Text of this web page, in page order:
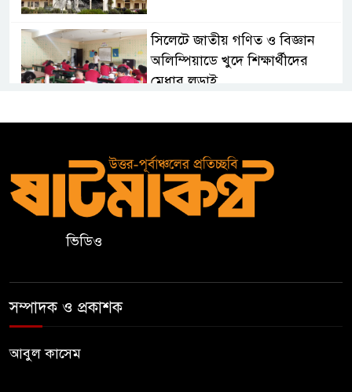
সিলেটে জাতীয় গণিত ও বিজ্ঞান
অলিম্পিয়াডে খুদে শিক্ষার্থীদের
মেধার লড়াই
নালন্দা: যেখানে জ্ঞানচর্চায় ছুটে
ঝালকাঠির ভাসমান পেয়ারা হাটে
মার্কিন রাষ্ট্রদূত
ভিডিও
সম্পাদক ও প্রকাশক
আবুল কাসেম